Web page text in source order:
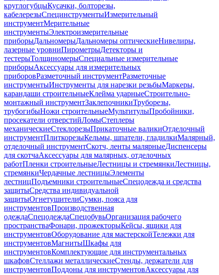
круглогубцыКусачки, болторезы,
кабелерезыСпецинструментыИзмерительный
инструментМерительные
инструментыЭлектроизмерительные
приборыДальномерыДальномеры оптическиеНивелиры,
лазерные уровниПирометрыДетекторы и
тестерыТолщиномерыСпециальные измерительные
приборыАксессуары для измерительных
приборовРазметочный инструментРазметочные
инструментыИнструменты для нарезки резьбыМаркеры,
карандаши строительныеКлейма ударныеСтроительно-
монтажный инструментЗаклепочникиТруборезы,
трубогибыНожи строительныеМультитулыПробойники,
просекатели отверстийЛомыСтеплеры
механическиеСтеклорезыПрикаточные валикиОтделочный
инструментПлиткорезыКельмы, шпатели, гладилкиМалярный,
отделочный инструментСкотч, ленты малярныеДиспенсеры
для скотчаАксессуары для малярных, отделочных
работПленки строительныеЛестницы и стремянкиЛестницы,
стремянкиЧердачные лестницыЭлементы
лестницПодъемники строительныеСпецодежда и средства
защитыСредства индивидуальной
защитыОгнетушителиСумки, пояса для
инструментовПроизводственная
одеждаСпецодеждаСпецобувьОрганизация рабочего
пространстваФонари, прожекторыКейсы, ящики для
инструментовОборудование для мастерскойТележки для
инструментовМагнитыШкафы для
инструментовКомплектующие для инструментальных
шкафовСтеллажи металлическиеСтенды, держатели для
инструментовПоддоны для инструментовАксессуары для